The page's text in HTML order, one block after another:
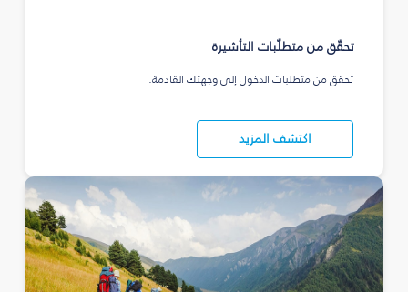
تحقّق من متطلّبات التأشيرة
تحقق من متطلبات الدخول إلى وجهتك القادمة.
اكتشف المزيد